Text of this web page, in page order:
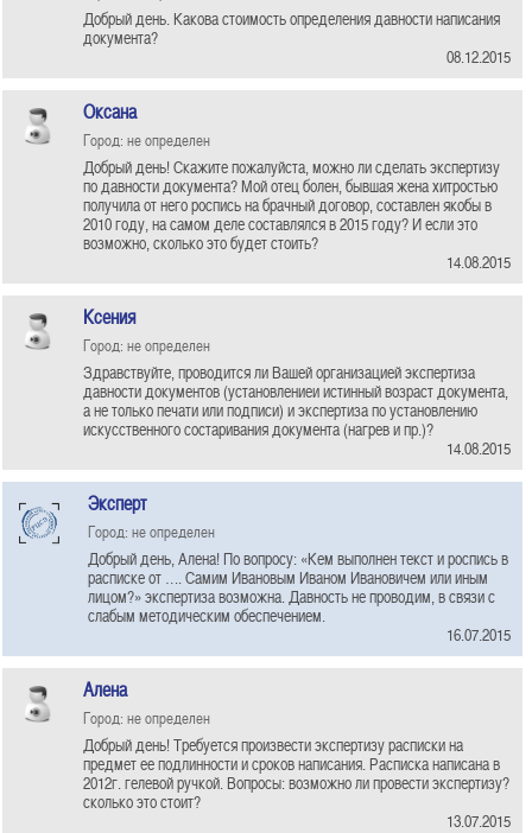
Добрый день. Какова стоимость определения давности написания
документа?
08.12.2015
Оксана
Город: не определен
Добрый день! Скажите пожалуйста, можно ли сделать экспертизу
по давности документа? Мой отец болен, бывшая жена хитростью
получила от него роспись на брачный договор, составлен якобы в
2010 году, на самом деле составлялся в 2015 году? И если это
возможно, сколько это будет стоить?
14.08.2015
Ксения
Город: не определен
Здравствуйте, проводится ли Вашей организацией экспертиза
давности документов (установлениеи истинный возраст документа,
а не только печати или подписи) и экспертиза по установлению
искусственного состаривания документа (нагрев и пр.)?
14.08.2015
Эксперт
Город: не определен
Добрый день, Алена! По вопросу: «Кем выполнен текст и роспись в
расписке от …. Самим Ивановым Иваном Ивановичем или иным
лицом?» экспертиза возможна. Давность не проводим, в связи с
слабым методическим обеспечением.
16.07.2015
Алена
Город: не определен
Добрый день! Требуется произвести экспертизу расписки на
предмет ее подлинности и сроков написания. Расписка написана в
2012г. гелевой ручкой. Вопросы: возможно ли провести экспертизу?
сколько это стоит?
13.07.2015